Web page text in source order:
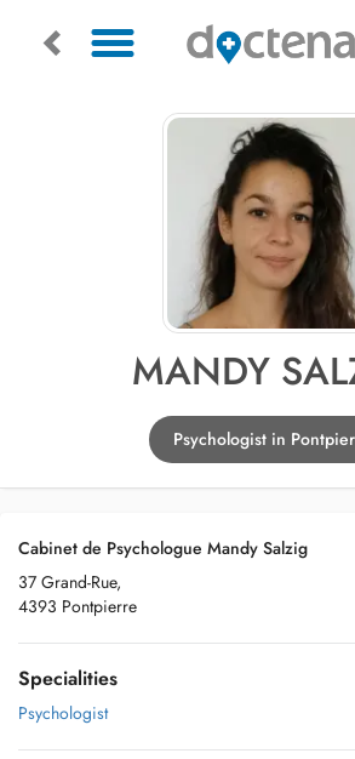
MANDY
Psychologist in
Cabinet de Psychologue Mandy Salzig
37 Grand-Rue,
4393 Pontpierre
Specialities
Psychologist